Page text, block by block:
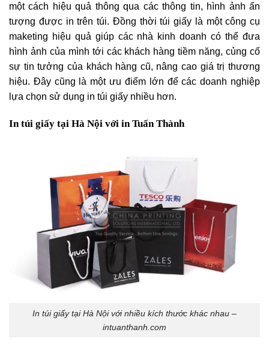
một cách hiệu quả thông qua các thông tin, hình ảnh ấn
tượng được in trên túi. Đồng thời túi giấy là một công cụ
maketing hiệu quả giúp các nhà kinh doanh có thể đưa
hình ảnh của mình tới các khách hàng tiềm năng, củng cố
sự tin tưởng của khách hàng cũ, nâng cao giá trị thương
hiệu. Đây cũng là một ưu điểm lớn để các doanh nghiệp
lựa chọn sử dụng in túi giấy nhiều hơn.
In túi giấy tại Hà Nội với in Tuấn Thành
In túi giấy tại Hà Nội với nhiều kích thước khác nhau –
intuanthanh.com